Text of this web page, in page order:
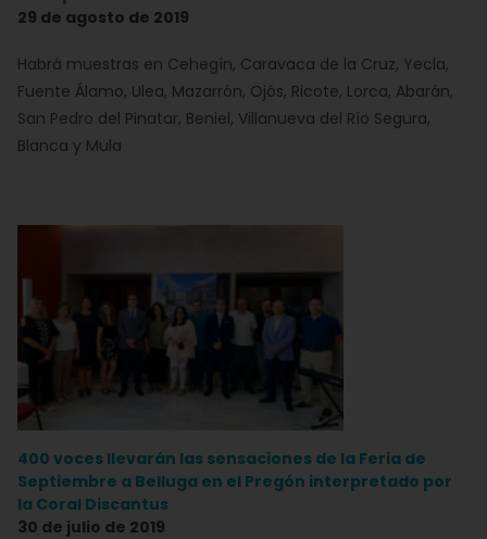
29 de agosto de 2019
Habrá muestras en Cehegín, Caravaca de la Cruz, Yecla,
Fuente Álamo, Ulea, Mazarrón, Ojós, Ricote, Lorca, Abarán,
San Pedro del Pinatar, Beniel, Villanueva del Río Segura,
Blanca y Mula
400 voces llevarán las sensaciones de la Feria de
Septiembre a Belluga en el Pregón interpretado por
la Coral Discantus
30 de julio de 2019